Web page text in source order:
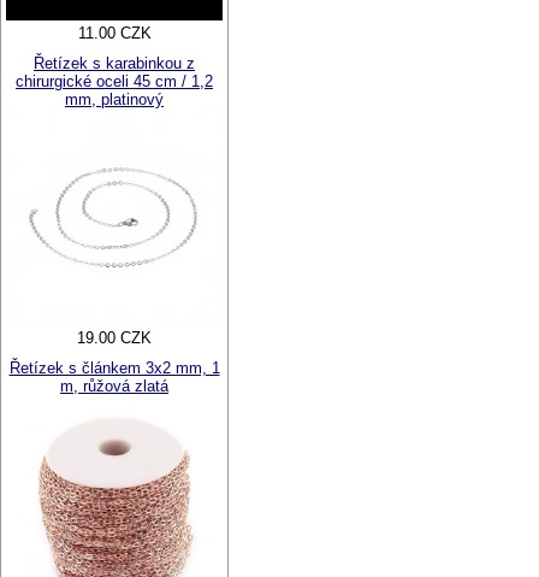
11.00 CZK
Řetízek s karabinkou z
chirurgické oceli 45 cm / 1,2
mm, platinový
19.00 CZK
Řetízek s článkem 3x2 mm, 1
m, růžová zlatá